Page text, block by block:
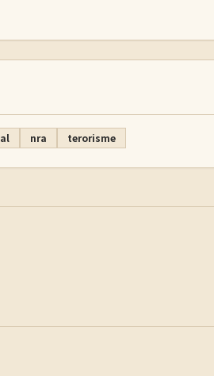
nra terorisme